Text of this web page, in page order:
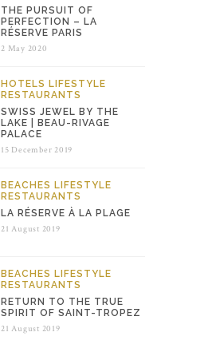
THE PURSUIT OF
PERFECTION – LA
RÉSERVE PARIS
2 May 2020
HOTELS LIFESTYLE
RESTAURANTS
SWISS JEWEL BY THE
LAKE | BEAU-RIVAGE
PALACE
15 December 2019
BEACHES LIFESTYLE
RESTAURANTS
LA RÉSERVE À LA PLAGE
21 August 2019
BEACHES LIFESTYLE
RESTAURANTS
RETURN TO THE TRUE
SPIRIT OF SAINT-TROPEZ
21 August 2019